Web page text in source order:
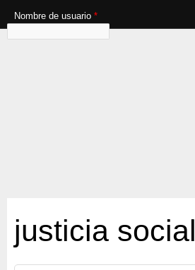
Nombre de usuario *
justicia social